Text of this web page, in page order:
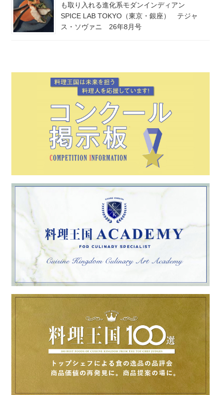
も取り入れる進化系モダンインディアン
SPICE LAB TOKYO（東京・銀座） テジャ
ス・ソヴァニ 26年8月号